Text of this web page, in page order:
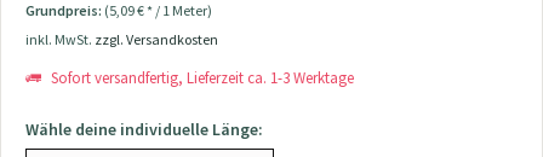
Grundpreis: (5,09 € * / 1 Meter)
inkl. MwSt. zzgl. Versandkosten
Sofort versandfertig, Lieferzeit ca. 1-3 Werktage
Wähle deine individuelle Länge: